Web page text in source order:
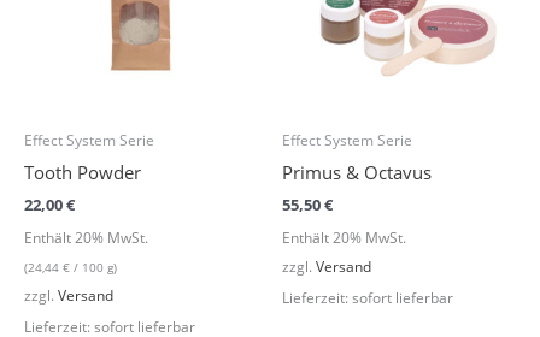
Effect System Serie
Tooth Powder
22,00€
Enthält 20% MwSt.
(24,44 € / 100 g)
zzgl. Versand
Lieferzeit: sofort lieferbar
Effect System Serie
Primus & Octavus
55,50€
Enthält 20% MwSt.
zzgl. Versand
Lieferzeit: sofort lieferbar